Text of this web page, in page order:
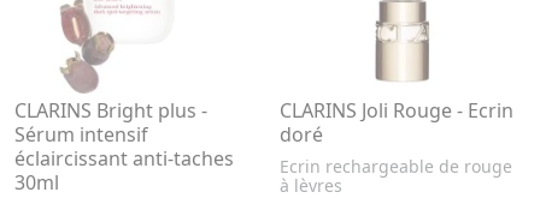
CLARINS Bright plus -
Sérum intensif
éclaircissant anti-taches
30ml
CLARINS Joli Rouge - Ecrin
doré
Ecrin rechargeable de rouge
à lèvres